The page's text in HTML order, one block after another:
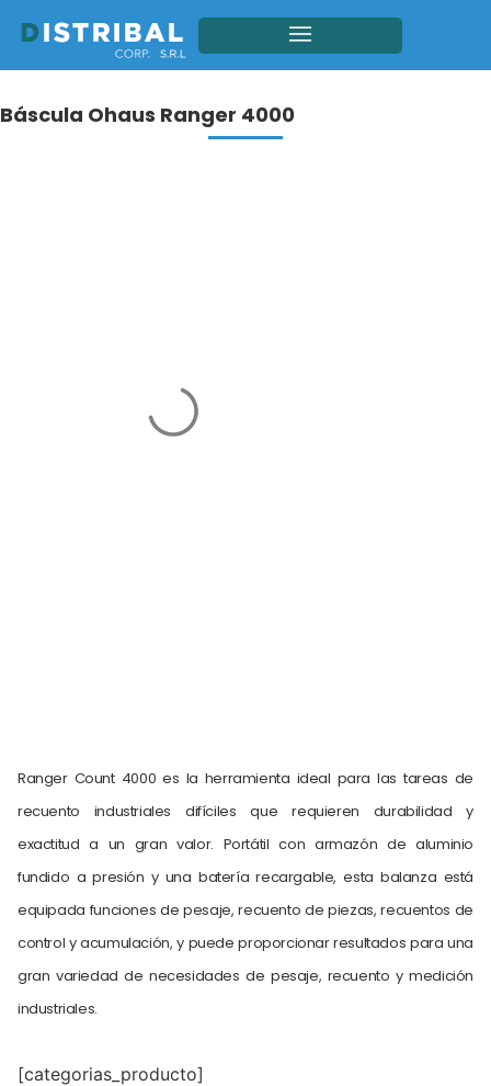
Báscula Ohaus Ranger 4000
Ranger Count 4000 es la herramienta ideal para las tareas de
recuento industriales difíciles que requieren durabilidad y
exactitud a un gran valor. Portátil con armazón de aluminio
fundido a presión y una batería recargable, esta balanza está
equipada funciones de pesaje, recuento de piezas, recuentos de
control y acumulación, y puede proporcionar resultados para una
gran variedad de necesidades de pesaje, recuento y medición
industriales.
[categorias_producto]